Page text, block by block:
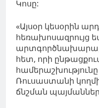
Կոսը:
«Այսօր կեսօրին
հեռախոսազրույց
հետ, որի
Ռուսաստանի
ճնշման